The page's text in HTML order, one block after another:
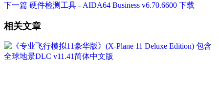
下一篇 硬件检测工具 - AIDA64 Business v6.70.6600 下载
相关文章